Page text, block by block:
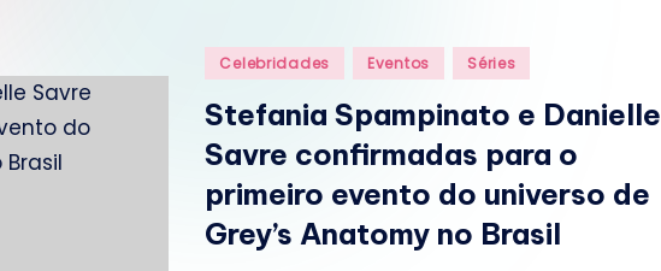
m
.
b
r
Posted
Celebridades Eventos Séries
Stefania Spampinato e Danielle
Savre confirmadas para o
primeiro evento do universo de
Grey’s Anatomy no Brasil